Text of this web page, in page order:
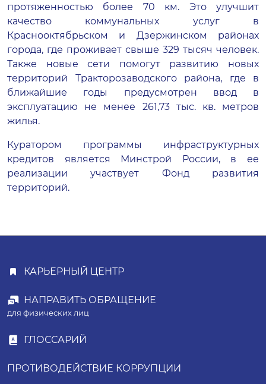
протяженностью более 70 км. Это улучшит
качество коммунальных услуг в
Краснооктябрьском и Дзержинском районах
города, где проживает свыше 329 тысяч человек.
Также новые сети помогут развитию новых
территорий Тракторозаводского района, где в
ближайшие годы предусмотрен ввод в
эксплуатацию не менее 261,73 тыс. кв. метров
жилья.
Куратором программы инфраструктурных
кредитов является Минстрой России, в ее
реализации участвует Фонд развития
территорий.
КАРЬЕРНЫЙ ЦЕНТР
НАПРАВИТЬ ОБРАЩЕНИЕ
для физических лиц
ГЛОССАРИЙ
ПРОТИВОДЕЙСТВИЕ КОРРУПЦИИ